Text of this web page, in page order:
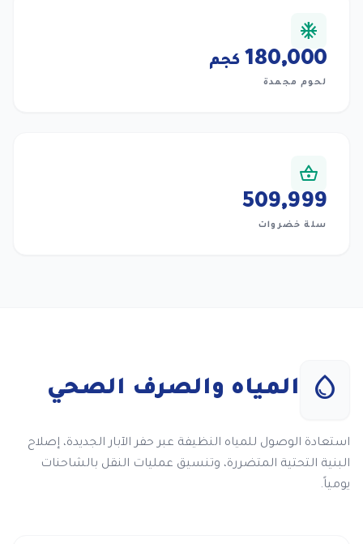
ac_unit
180,000 كجم
لحوم مجمدة
shopping_basket
510,000
سلة خضروات
water_drop المياه والصرف الصحي
استعادة الوصول للمياه النظيفة عبر حفر الآبار الجديدة، إصلاح
البنية التحتية المتضررة، وتنسيق عمليات النقل بالشاحنات
يومياً.